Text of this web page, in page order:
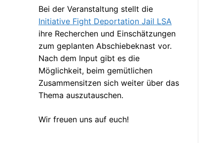
Bei der Veranstaltung stellt die
Initiative Fight Deportation Jail LSA
ihre Recherchen und Einschätzungen
zum geplanten Abschiebeknast vor.
Nach dem Input gibt es die
Möglichkeit, beim gemütlichen
Zusammensitzen sich weiter über das
Thema auszutauschen.
Wir freuen uns auf euch!